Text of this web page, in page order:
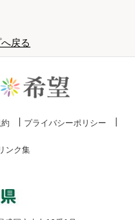
戻る
プライバシーポリシー
ンク集